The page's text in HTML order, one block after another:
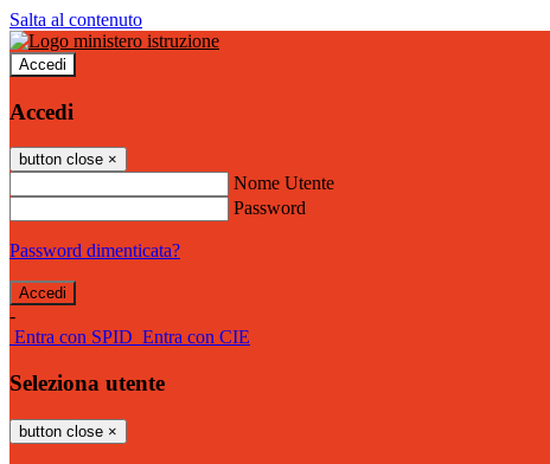
Salta al contenuto
Accedi
Accedi
button close ×
Nome Utente
Password
Password dimenticata?
-
Entra con SPID Entra con CIE
Seleziona utente
button close ×